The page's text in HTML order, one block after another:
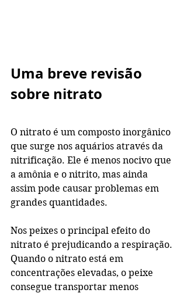
Uma breve revisão
sobre nitrato
O nitrato é um composto inorgânico
que surge nos aquários através da
nitrificação. Ele é menos nocivo que
a amônia e o nitrito, mas ainda
assim pode causar problemas em
grandes quantidades.
Nos peixes o principal efeito do
nitrato é prejudicando a respiração.
Quando o nitrato está em
concentrações elevadas, o peixe
consegue transportar menos